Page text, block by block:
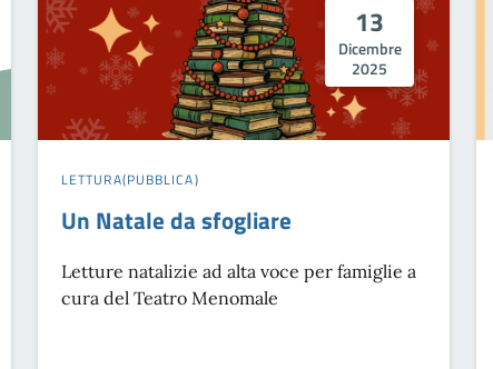
13
Dicembre
2025
LETTURA(PUBBLICA)
Un Natale da sfogliare
Letture natalizie ad alta voce per famiglie a
cura del Teatro Menomale